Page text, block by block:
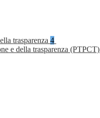
trasparenza 4
e della trasparenza (PTPCT)